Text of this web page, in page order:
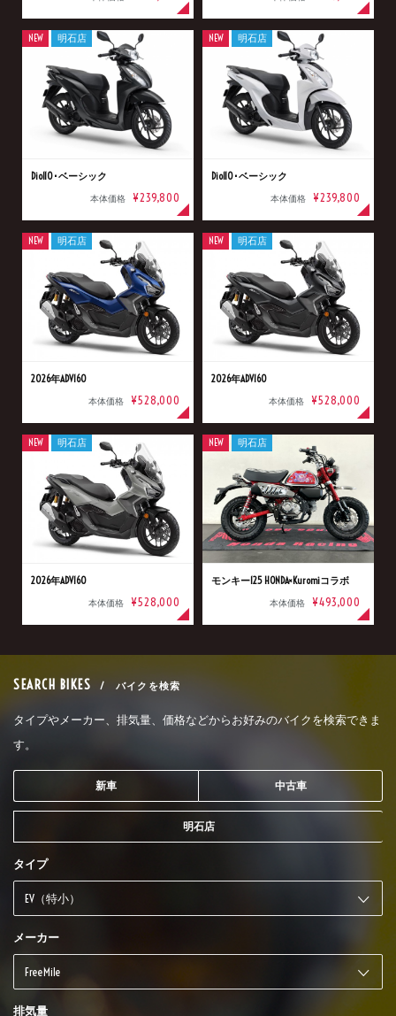
Dio110･ベーシック
本体価格 ¥239,800
NEW 明石店
Dio110･ベーシック
本体価格 ¥239,800
NEW 明石店
2026年ADV160
本体価格 ¥528,000
NEW 明石店
2026年ADV160
本体価格 ¥528,000
NEW 明石店
2026年ADV160
本体価格 ¥528,000
NEW 明石店
モンキー125 HONDA×Kuromiコラボ
本体価格 ¥493,000
NEW 明石店
SEARCH BIKES / バイクを検索
タイプやメーカー、排気量、価格などからお好みのバイクを検索できま
す。
新車 中古車
明石店
タイプ
メーカー
排気量